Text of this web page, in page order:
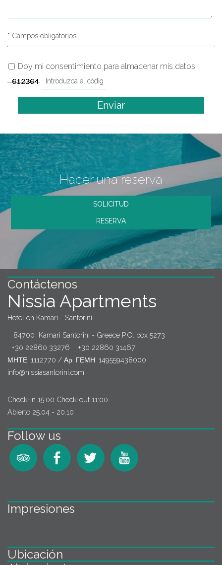
* Campos obligatorios
Doy mi consentimiento para almacenar mis datos
Enviar
Hacer una reserva
SOLICITUD
RESERVA
Contáctenos
Nissia Apartments
Hotel en Kamari - Santorini
84700 Kamari Santorini - Greece P.O. box 5273
+30 22860 33276
+30 22860 31467
ΜΗΤΕ: 1112770 / Αρ. ΓΕΜΗ: 149559438000
info@nissiasantorini.com
Check-in 15:00 Check-out 11:00
Abierto 25.04 - 20.10
Follow us
Impresiones
Ubicación